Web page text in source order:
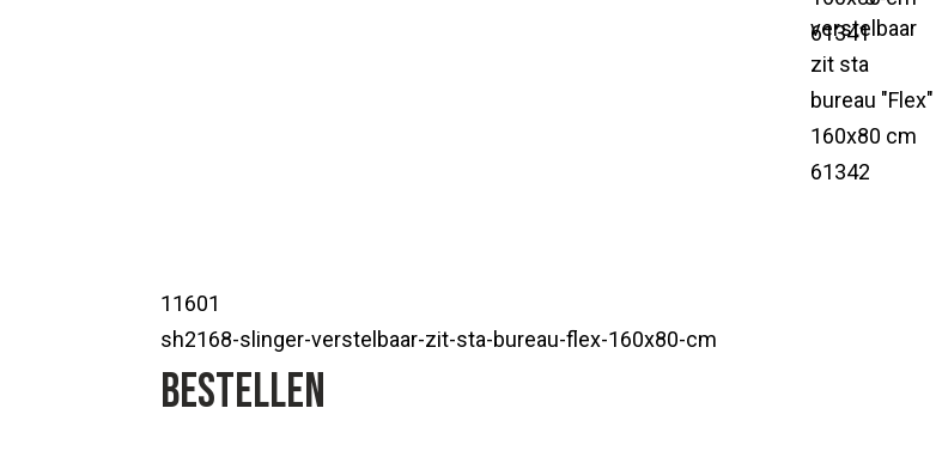
11601
sh2168-slinger-verstelbaar-zit-sta-bureau-flex-160x80-cm
Bestellen